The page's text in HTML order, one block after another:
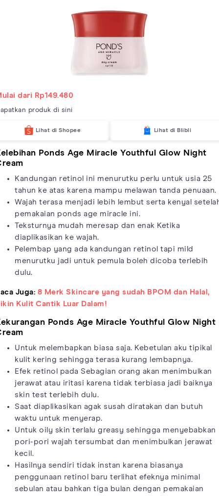
dari Rp149.480
produk di sini
Lihat di Shopee Lihat di Blibli
Ponds Age Miracle Youthful Glow Night
Kandungan retinol ini menurutku perlu untuk usia 25
tahun ke atas karena mampu melawan tanda penuaan.
Wajah terasa menjadi lebih lembut serta kenyal
pemakaian ponds age miracle ini.
Teksturnya mudah meresap dan enak Ketika
diaplikasikan ke wajah.
Pelembap yang ada kandungan retinol tapi mild
menurutku jadi untuk pemula boleh dicoba terlebih
dulu.
Juga: 8 Merk Skincare yang sudah BPOM dan Halal,
Kulit Cantik Luar Dalam!
Ponds Age Miracle Youthful Glow Night
Untuk melembapkan biasa saja. Kebetulan aku tipikal
kulit kering sehingga terasa kurang lembapnya.
Efek retinol pada Sebagian orang akan menimbulkan
jerawat atau iritasi karena tidak terbiasa jadi baiknya
skin test terlebih dulu.
Saat diaplikasikan agak susah diratakan dan butuh
waktu untuk menyerap.
Untuk oily skin terlalu greasy sehingga menyebabkan
pori-pori wajah tersumbat dan menimbulkan jerawat
kecil.
Hasilnya sendiri tidak instan karena biasanya
penggunaan retinol baru terlihat efeknya minimal
sebulan atau bahkan tiga bulan dengan pemakaian